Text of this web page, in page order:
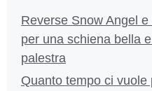
Reverse Snow Angel
per una schiena bella
palestra
Quanto tempo ci